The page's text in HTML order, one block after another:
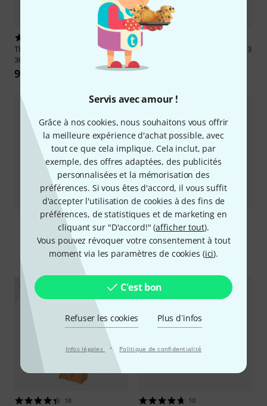
Servis avec amour !
Grâce à nos cookies, nous souhaitons vous offrir
la meilleure expérience d'achat possible, avec
tout ce que cela implique. Cela inclut, par
exemple, des offres adaptées, des publicités
personnalisées et la mémorisation des
préférences. Si vous êtes d'accord, il vous suffit
d'accepter l'utilisation de cookies à des fins de
préférences, de statistiques et de marketing en
cliquant sur "D'accord!" (afficher tout).
Vous pouvez révoquer votre consentement à tout
moment via les paramètres de cookies (ici).
C'est bon
Refuser les cookies Plus d´infos
Infos légales · Politique de confidentialité
Thomann
Celtic Harp Ashwood
36 NA
998 €
Thomann Renaissance Lute 7/13
489 €
1000 Pièce(s) vendus
StaggMA10 Mandolin Bag BK
22,90 €
8
18
9
10